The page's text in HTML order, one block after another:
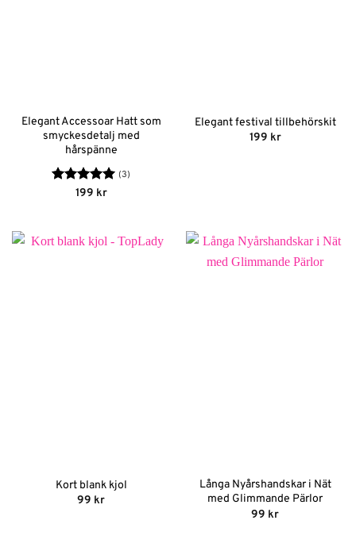
Elegant Accessoar Hatt som
smyckesdetalj med
hårspänne
Betygsatt5
(3)
199 kr
Elegant festival tillbehörskit
199 kr
Kort blank kjol
99 kr
Långa Nyårshandskar i Nät
med Glimmande Pärlor
99 kr